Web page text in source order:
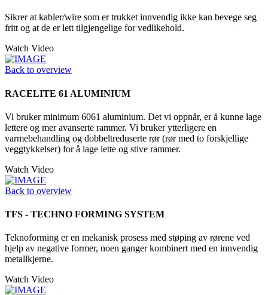
Sikrer at kabler/wire som er trukket innvendig ikke kan bevege seg
fritt og at de er lett tilgjengelige for vedlikehold.
Watch Video
Back to overview
RACELITE 61 ALUMINIUM
Vi bruker minimum 6061 aluminium. Det vi oppnår, er å kunne lage
lettere og mer avanserte rammer. Vi bruker ytterligere en
varmebehandling og dobbeltreduserte rør (rør med to forskjellige
veggtykkelser) for å lage lette og stive rammer.
Watch Video
Back to overview
TFS - TECHNO FORMING SYSTEM
Teknoforming er en mekanisk prosess med støping av rørene ved
hjelp av negative former, noen ganger kombinert med en innvendig
metallkjerne.
Watch Video